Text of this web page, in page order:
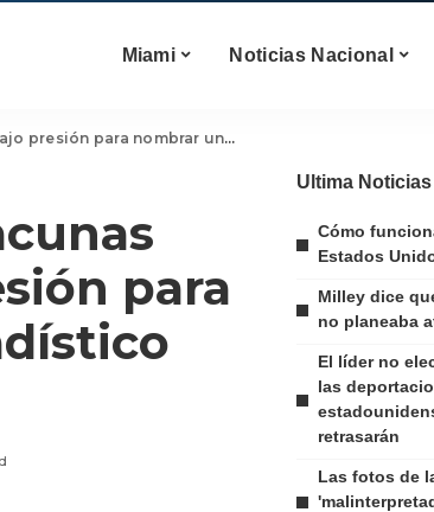
Miami Noticias Nacional
un nuevo jefe estadístico de la FDA
para
Ultima Noticias
Cómo
Estados
Milley dice
no planeaba
El líder no
las
retrasarán
Las fotos de